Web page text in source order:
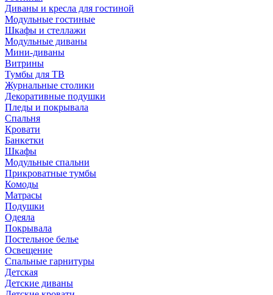
Диваны и кресла для гостиной
Модульные гостиные
Шкафы и стеллажи
Модульные диваны
Мини-диваны
Витрины
Тумбы для ТВ
Журнальные столики
Декоративные подушки
Пледы и покрывала
Спальня
Кровати
Банкетки
Шкафы
Модульные спальни
Прикроватные тумбы
Комоды
Матрасы
Подушки
Одеяла
Покрывала
Постельное белье
Освещение
Спальные гарнитуры
Детская
Детские диваны